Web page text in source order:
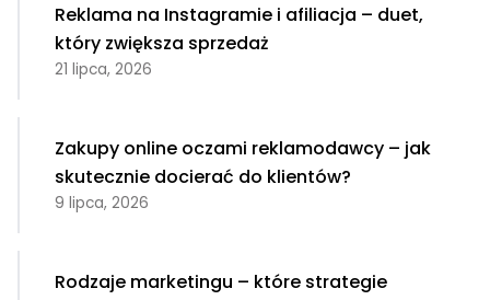
Reklama na Instagramie i afiliacja – duet,
który zwiększa sprzedaż
21 lipca, 2026
Zakupy online oczami reklamodawcy – jak
skutecznie docierać do klientów?
9 lipca, 2026
Rodzaje marketingu – które strategie